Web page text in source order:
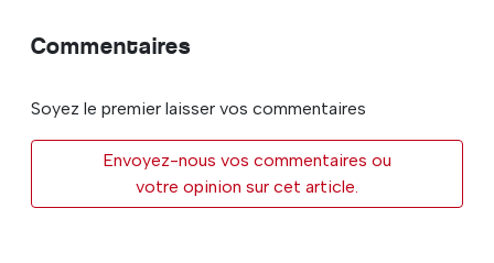
Commentaires
Soyez le premier laisser vos commentaires
Envoyez-nous vos commentaires ou
votre opinion sur cet article.